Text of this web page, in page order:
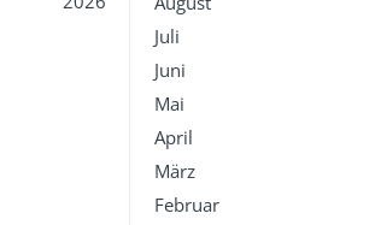
Juli
Juni
Mai
April
März
Februar